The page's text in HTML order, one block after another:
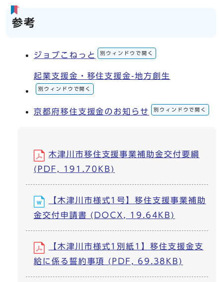
参考
ジョブこねっと 別ウィンドウで開く
起業支援金・移住支援金-地方創生
別ウィンドウで開く
京都府移住支援金のお知らせ 別ウィンドウで開く
木津川市移住支援事業補助金交付要綱
(PDF, 191.70KB)
【木津川市様式1号】移住支援事業補助
金交付申請書 (DOCX, 19.64KB)
【木津川市様式1別紙1】移住支援金支
給に係る誓約事項 (PDF, 69.38KB)